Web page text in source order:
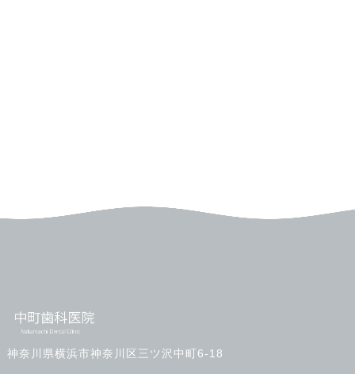
神奈川県横浜市神奈川区三ツ沢中町6-18